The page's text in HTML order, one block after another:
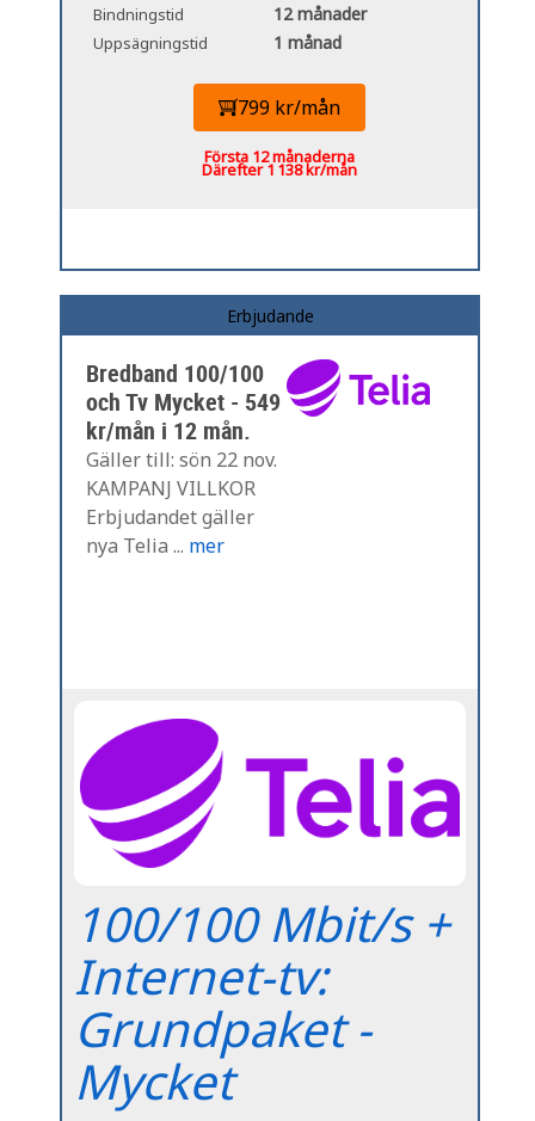
Bindningstid 12 månader
Uppsägningstid 1 månad
799 kr/mån
Första 12 månaderna
Därefter 1 138 kr/mån
Erbjudande
Bredband 100/100
och Tv Mycket - 549
kr/mån i 12 mån.
Gäller till: sön 22 nov.
KAMPANJ VILLKOR
Erbjudandet gäller
nya Telia ... mer
100/100 Mbit/s +
Internet-tv:
Grundpaket -
Mycket